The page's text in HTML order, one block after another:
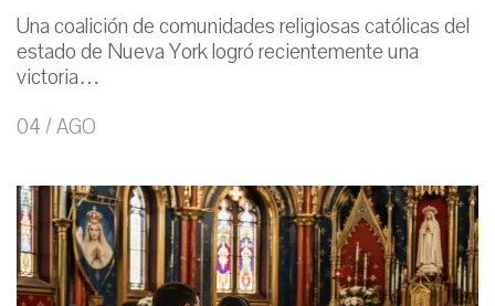
Una coalición de comunidades religiosas católicas del
estado de Nueva York logró recientemente una
victoria…
04 / AGO